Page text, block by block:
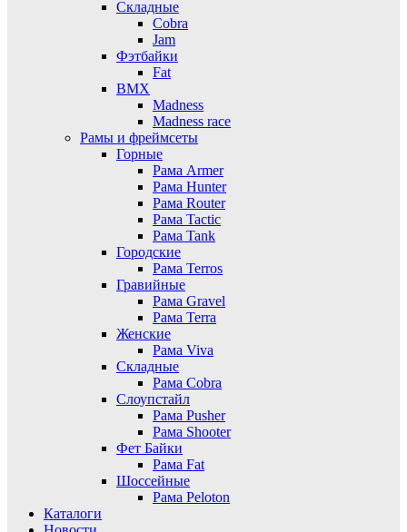
Складные
Cobra
Jam
Фэтбайки
Fat
BMX
Madness
Madness race
Рамы и фреймсеты
Горные
Рама Armer
Рама Hunter
Рама Router
Рама Tactic
Рама Tank
Городские
Рама Terros
Гравийные
Рама Gravel
Рама Terra
Женские
Рама Viva
Складные
Рама Cobra
Слоупстайл
Рама Pusher
Рама Shooter
Фет Байки
Рама Fat
Шоссейные
Рама Peloton
Каталоги